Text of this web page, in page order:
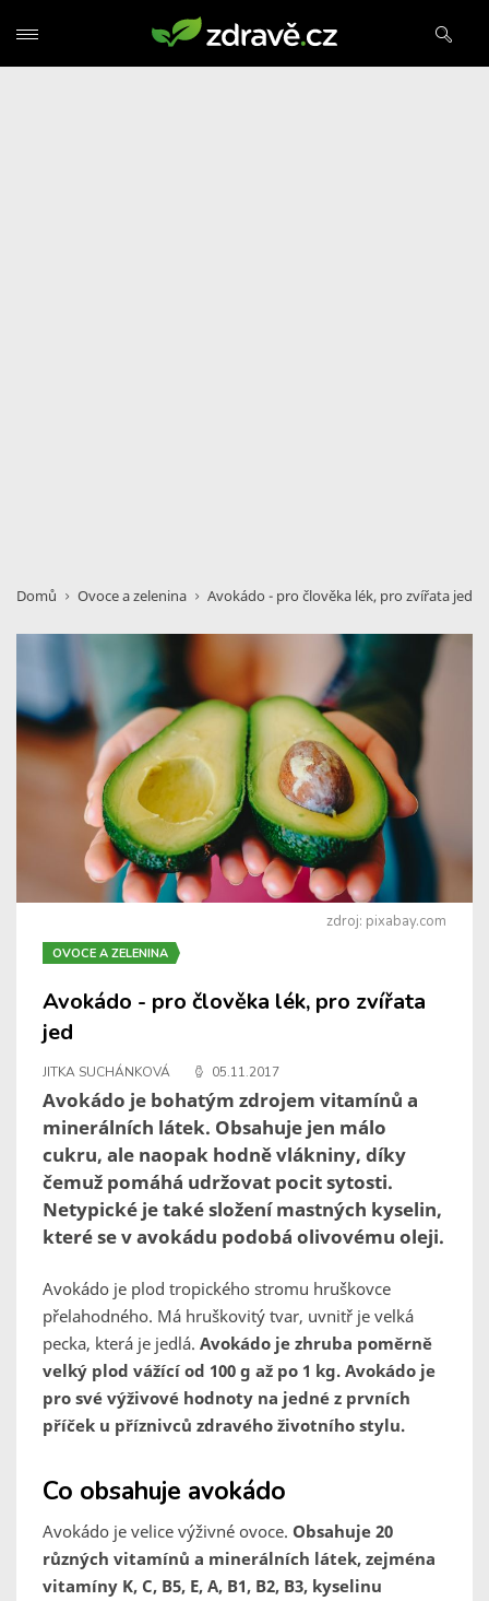
Domů Ovoce a zelenina Avokádo - pro člověka lék, pro zvířata jed
zdroj: pixabay.com
OVOCE A ZELENINA
Avokádo - pro člověka lék, pro zvířata
jed
JITKA SUCHÁNKOVÁ 05.11.2017
Avokádo je bohatým zdrojem vitamínů a
minerálních látek. Obsahuje jen málo
cukru, ale naopak hodně vlákniny, díky
čemuž pomáhá udržovat pocit sytosti.
Netypické je také složení mastných kyselin,
které se v avokádu podobá olivovému oleji.
Avokádo je plod tropického stromu hruškovce
přelahodného. Má hruškovitý tvar, uvnitř je velká
pecka, která je jedlá. Avokádo je zhruba poměrně
velký plod vážící od 100 g až po 1 kg. Avokádo je
pro své výživové hodnoty na jedné z prvních
příček u příznivců zdravého životního stylu.
Co obsahuje avokádo
Avokádo je velice výživné ovoce. Obsahuje 20
různých vitamínů a minerálních látek, zejména
vitamíny K, C, B5, E, A, B1, B2, B3, kyselinu